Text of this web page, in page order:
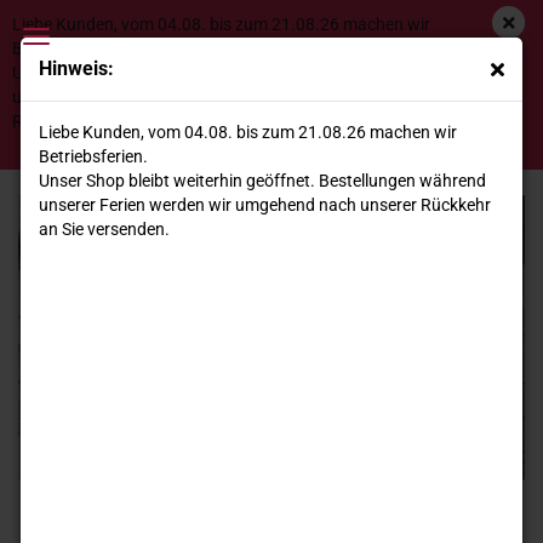
Hinweis:
Liebe Kunden, vom 04.08. bis zum 21.08.26 machen wir
Betriebsferien.
Unser Shop bleibt weiterhin geöffnet. Bestellungen während
unserer Ferien werden wir umgehend nach unserer Rückkehr
an Sie versenden.
Liebe Kunden, vom 04.08. bis zum 21.08.26 machen wir
Betriebsferien.
Unser Shop bleibt weiterhin geöffnet. Bestellungen während
unserer Ferien werden wir umgehend nach unserer
Rückkehr an Sie versenden.PESTO & CO